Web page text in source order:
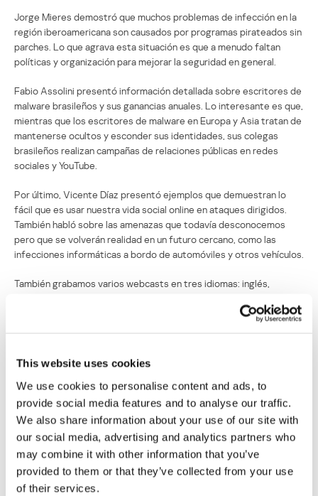
This website uses cookies
We use cookies to personalise content and ads, to
provide social media features and to analyse our traffic.
We also share information about your use of our site with
our social media, advertising and analytics partners who
may combine it with other information that you’ve
provided to them or that they’ve collected from your use
of their services.
Jorge Mieres demostró que muchos problemas de infección en la
región iberoamericana son causados por programas pirateados sin
parches. Lo que agrava esta situación es que a menudo faltan
políticas y organización para mejorar la seguridad en general.
Fabio Assolini presentó información detallada sobre escritores de
malware brasileños y sus ganancias anuales. Lo interesante es que,
mientras que los escritores de malware en Europa y Asia tratan de
mantenerse ocultos y esconder sus identidades, sus colegas
brasileños realizan campañas de relaciones públicas en redes
sociales y YouTube.
Por último, Vicente Díaz presentó ejemplos que demuestran lo
fácil que es usar nuestra vida social online en ataques dirigidos.
También habló sobre las amenazas que todavía desconocemos
pero que se volverán realidad en un futuro cercano, como las
infecciones informáticas a bordo de automóviles y otros vehículos.
También grabamos varios webcasts en tres idiomas: inglés,
público. En el evento surgieron muchas reflexiones interesantes, ¡y
Reflexiones sobre la primera Cumbre
Iberoamericana
Su dirección de correo electrónico no será publicada. Los
campos obligatorios están marcados con*